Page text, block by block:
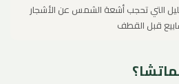
التي تحجب أشعة الشمس عن الأشجار
قبل القطف